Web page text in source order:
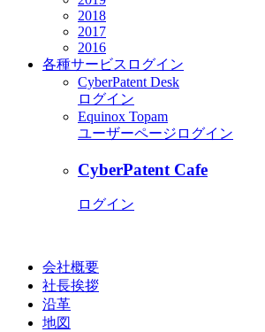
2018
2017
2016
各種サービス ログイン
CyberPatent Desk
ログイン
Equinox Topam
ユーザーページログイン
CyberPatent Cafe
ログイン
会社概要
社長挨拶
沿革
地図